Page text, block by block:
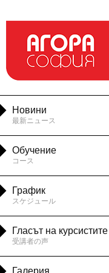
Новини
最新ニュース
Обучение
コース
График
スケジュール
Гласът на курсистите
受講者の声